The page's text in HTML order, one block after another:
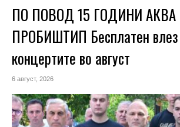
ПО ПОВОД 15 ГОДИНИ АКВА
ПРОБИШТИП Бесплатен
концертите во август
6 август, 2026